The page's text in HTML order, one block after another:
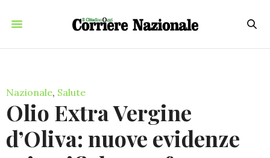
Nazionale, Salute
Olio Extra Vergine
d’Oliva: nuove evidenze